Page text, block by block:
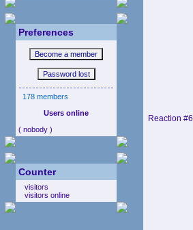
Preferences
178 members
Users online
( nobody )
Counter
visitors
visitors online
Reaction #6